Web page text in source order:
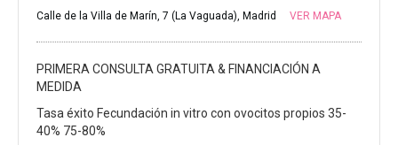
Calle de la Villa de Marín, 7 (La Vaguada), Madrid VER MAPA
PRIMERA CONSULTA GRATUITA & FINANCIACIÓN A
MEDIDA
Tasa éxito Fecundación in vitro con ovocitos propios 35-
40% 75-80%